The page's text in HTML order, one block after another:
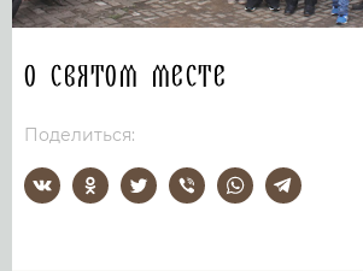
О святом месте
Поделиться: